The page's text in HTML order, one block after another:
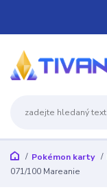
Pokémon karty
071/100 Mareanie